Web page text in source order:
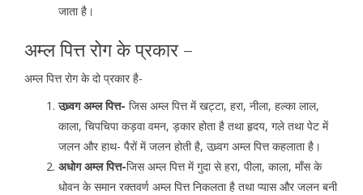
जाता है।
अम्ल पित्त रोग के प्रकार –
अम्ल पित्त रोग के दो प्रकार है-
उध्र्वग अम्ल पित्त- जिस अम्ल पित्त में खट्टा, हरा, नीला, हल्का लाल,
काला, चिपचिपा कड़वा वमन, ड़कार होता है तथा हृदय, गले तथा पेट में
जलन और हाथ- पैरों में जलन होती है, उध्र्वग अम्ल पित्त कहलाता है।
अधोग अम्ल पित्त-जिस अम्ल पित्त में गुदा से हरा, पीला, काला, माँस के
धोवन के समान रक्तवर्ण अम्ल पित्त निकलता है तथा प्यास और जलन बनी